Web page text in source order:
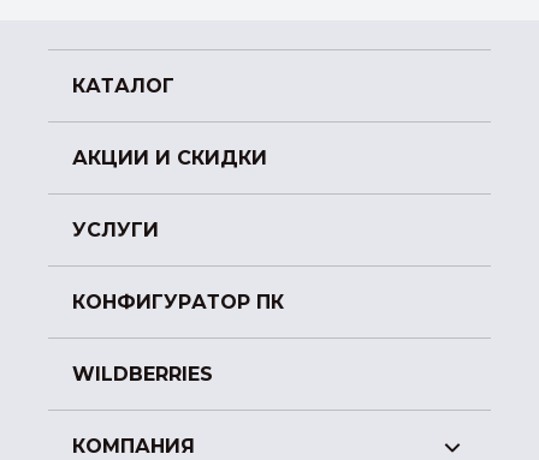
КАТАЛОГ
АКЦИИ И СКИДКИ
УСЛУГИ
КОНФИГУРАТОР ПК
WILDBERRIES
КОМПАНИЯ